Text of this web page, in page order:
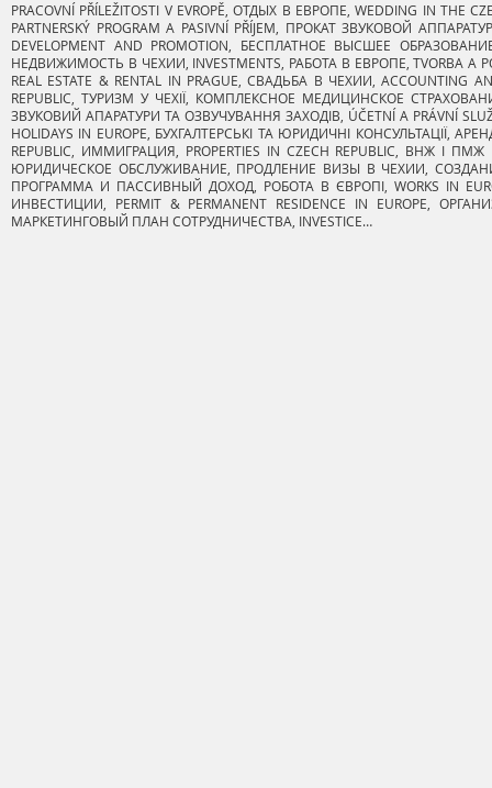
PRACOVNÍ PŘÍLEŽITOSTI V EVROPĚ, ОТДЫХ В ЕВРОПЕ, WEDDING IN
PARTNERSKÝ PROGRAM A PASIVNÍ PŘÍJEM, ПРОКАТ ЗВУКОВОЙ
DEVELOPMENT AND PROMOTION, БЕСПЛАТНОЕ ВЫСШЕЕ
НЕДВИЖИМОСТЬ В ЧЕХИИ, INVESTMENTS, РАБОТА В ЕВРОПЕ, TVORBA A
REAL ESTATE & RENTAL IN PRAGUE, СВАДЬБА В ЧЕХИИ,
REPUBLIC, ТУРИЗМ У ЧЕХІЇ, КОМПЛЕКСНОЕ МЕДИЦИНСКОЕ
ЗВУКОВИЙ АПАРАТУРИ ТА ОЗВУЧУВАННЯ ЗАХОДІВ, ÚČETNÍ A PRÁVNÍ
HOLIDAYS IN EUROPE, БУХГАЛТЕРСЬКІ ТА ЮРИДИЧНІ КОНСУЛЬТАЦІЇ,
REPUBLIC, ИММИГРАЦИЯ, PROPERTIES IN CZECH REPUBLIC, ВНЖ І
ЮРИДИЧЕСКОЕ ОБСЛУЖИВАНИЕ, ПРОДЛЕНИЕ ВИЗЫ В ЧЕХИИ, СОЗДАНИЕ
ПРОГРАММА И ПАССИВНЫЙ ДОХОД, РОБОТА В ЄВРОПІ, WORKS IN
ИНВЕСТИЦИИ, PERMIT & PERMANENT RESIDENCE IN EUROPE,
МАРКЕТИНГОВЫЙ ПЛАН СОТРУДНИЧЕСТВА, INVESTICE…